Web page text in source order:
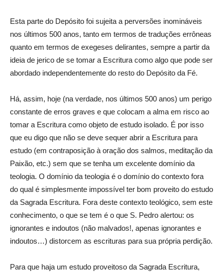
Esta parte do Depósito foi sujeita a perversões inomináveis
nos últimos 500 anos, tanto em termos de traduções errôneas
quanto em termos de exegeses delirantes, sempre a partir da
ideia de jerico de se tomar a Escritura como algo que pode ser
abordado independentemente do resto do Depósito da Fé.
Há, assim, hoje (na verdade, nos últimos 500 anos) um perigo
constante de erros graves e que colocam a alma em risco ao
tomar a Escritura como objeto de estudo isolado. É por isso
que eu digo que não se deve sequer abrir a Escritura para
estudo (em contraposição à oração dos salmos, meditação da
Paixão, etc.) sem que se tenha um excelente domínio da
teologia. O domínio da teologia é o domínio do contexto fora
do qual é simplesmente impossível ter bom proveito do estudo
da Sagrada Escritura. Fora deste contexto teológico, sem este
conhecimento, o que se tem é o que S. Pedro alertou: os
ignorantes e indoutos (não malvados!, apenas ignorantes e
indoutos…) distorcem as escrituras para sua própria perdição.
Para que haja um estudo proveitoso da Sagrada Escritura,